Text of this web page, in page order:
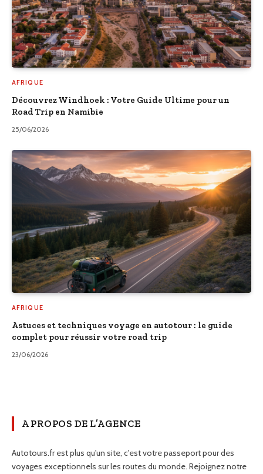
AFRIQUE
Découvrez Windhoek : Votre Guide Ultime pour un
Road Trip en Namibie
25/06/2026
AFRIQUE
Astuces et techniques voyage en autotour : le guide
complet pour réussir votre road trip
23/06/2026
A PROPOS DE L’AGENCE
Autotours.fr est plus qu'un site, c'est votre passeport pour des
voyages exceptionnels sur les routes du monde. Rejoignez notre